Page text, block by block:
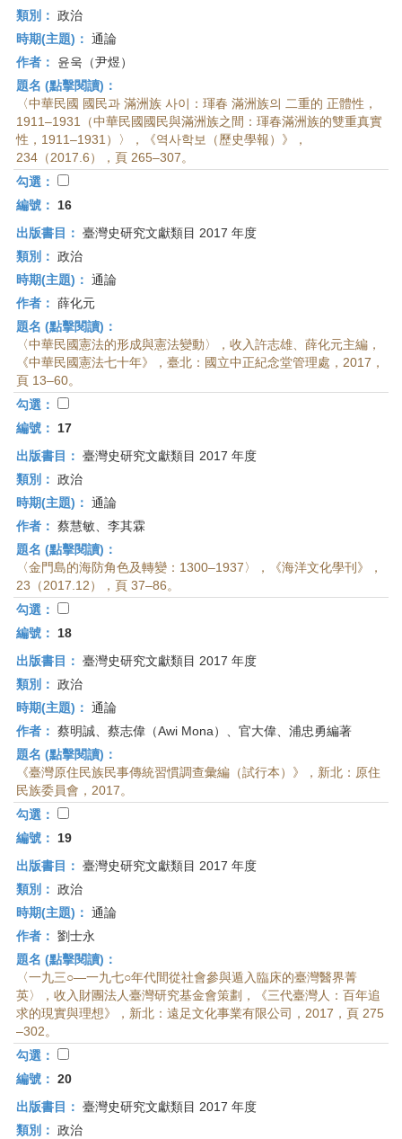
類別： 政治
時期(主題)： 通論
作者：
윤욱（尹煜）
題名 (點擊閱讀)：
〈中華民國 國民과 滿洲族 사이：琿春 滿洲族의 二重的 正體性，
1911–1931（中華民國國民與滿洲族之間：琿春滿洲族的雙重真實
性，1911–1931）〉，《역사학보（歷史學報）》，
234（2017.6），頁 265–307。
勾選：
編號：
16
出版書目： 臺灣史研究文獻類目 2017 年度
類別： 政治
時期(主題)： 通論
作者： 薛化元
題名 (點擊閱讀)：
〈中華民國憲法的形成與憲法變動〉，收入許志雄、薛化元主編，
《中華民國憲法七十年》，臺北：國立中正紀念堂管理處，2017，
頁 13–60。
勾選：
編號：
17
出版書目： 臺灣史研究文獻類目 2017 年度
類別： 政治
時期(主題)： 通論
作者： 蔡慧敏、李其霖
題名 (點擊閱讀)：
〈金門島的海防角色及轉變：1300–1937〉，《海洋文化學刊》，
23（2017.12），頁 37–86。
勾選：
編號：
18
出版書目： 臺灣史研究文獻類目 2017 年度
類別： 政治
時期(主題)： 通論
作者： 蔡明誠、蔡志偉（Awi Mona）、官大偉、浦忠勇編著
題名 (點擊閱讀)：
《臺灣原住民族民事傳統習慣調查彙編（試行本）》，新北：原住
民族委員會，2017。
勾選：
編號：
19
出版書目： 臺灣史研究文獻類目 2017 年度
類別： 政治
時期(主題)： 通論
作者： 劉士永
題名 (點擊閱讀)：
〈一九三○—一九七○年代間從社會參與遁入臨床的臺灣醫界菁
英〉，收入財團法人臺灣研究基金會策劃，《三代臺灣人：百年追
求的現實與理想》，新北：遠足文化事業有限公司，2017，頁 275
–302。
勾選：
編號： 20
出版書目： 臺灣史研究文獻類目 2017 年度
類別： 政治